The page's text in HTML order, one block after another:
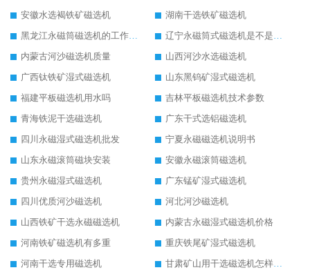
安徽水选褐铁矿磁选机
湖南干选铁矿磁选机
黑龙江永磁筒磁选机的工作原理
辽宁永磁筒式磁选机是不是强磁
内蒙古河沙磁选机质量
山西河沙水选磁选机
广西钛铁矿湿式磁选机
山东黑钨矿湿式磁选机
福建平板磁选机用水吗
吉林平板磁选机技术参数
青海铁泥干选磁选机
广东干式选铝磁选机
四川永磁湿式磁选机批发
宁夏永磁磁选机说明书
山东永磁滚筒磁块安装
安徽永磁滚筒磁选机
贵州永磁湿式磁选机
广东锰矿湿式磁选机
四川优质河沙磁选机
河北河沙磁选机
山西铁矿干选永磁磁选机
内蒙古永磁湿式磁选机价格
河南铁矿磁选机有多重
重庆铁尾矿湿式磁选机
河南干选专用磁选机
甘肃矿山用干选磁选机怎样调磁